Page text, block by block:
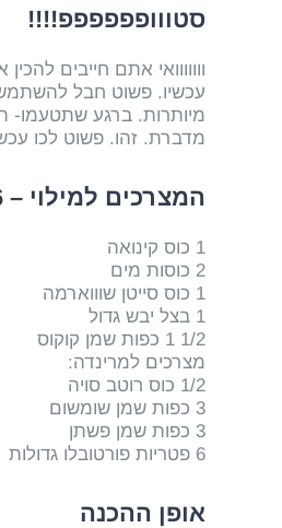
סטווופפפפפפ!!!!
ווווווואי אתם חייבים
עכשיו. פשוט חבל
מיותרות. ברגע שתטעמו-
מדברת. זהו. פשוט לכו
המצרכים למילוי – 6 מנות
1 כוס קינואה
2 כוסות מים
1 כוס סייטן שוווארמה
1 בצל יבש גדול
1/2 1 כפות שמן קוקוס
מצרכים למרינדה:
1/2 כוס רוטב סויה
3 כפות שמן שומשום
3 כפות שמן פשתן
6 פטריות פורטובלו גדולות
אופן ההכנה